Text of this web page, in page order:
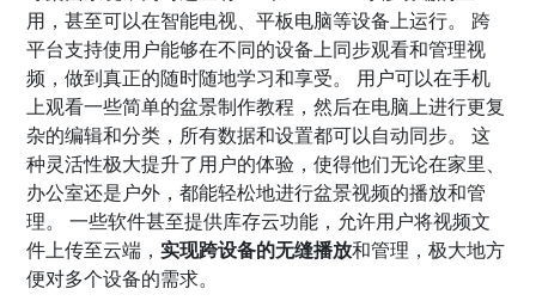
用，甚至可以在智能电视、平板电脑等设备上运行。 跨
平台支持使用户能够在不同的设备上同步观看和管理视
频，做到真正的随时随地学习和享受。 用户可以在手机
上观看一些简单的盆景制作教程，然后在电脑上进行更复
杂的编辑和分类，所有数据和设置都可以自动同步。 这
种灵活性极大提升了用户的体验，使得他们无论在家里、
办公室还是户外，都能轻松地进行盆景视频的播放和管
理。 一些软件甚至提供库存云功能，允许用户将视频文
件上传至云端，实现跨设备的无缝播放和管理，极大地方
便对多个设备的需求。